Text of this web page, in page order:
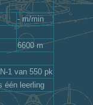
- m/min
6600 m
1 van 550 pk
één leerling